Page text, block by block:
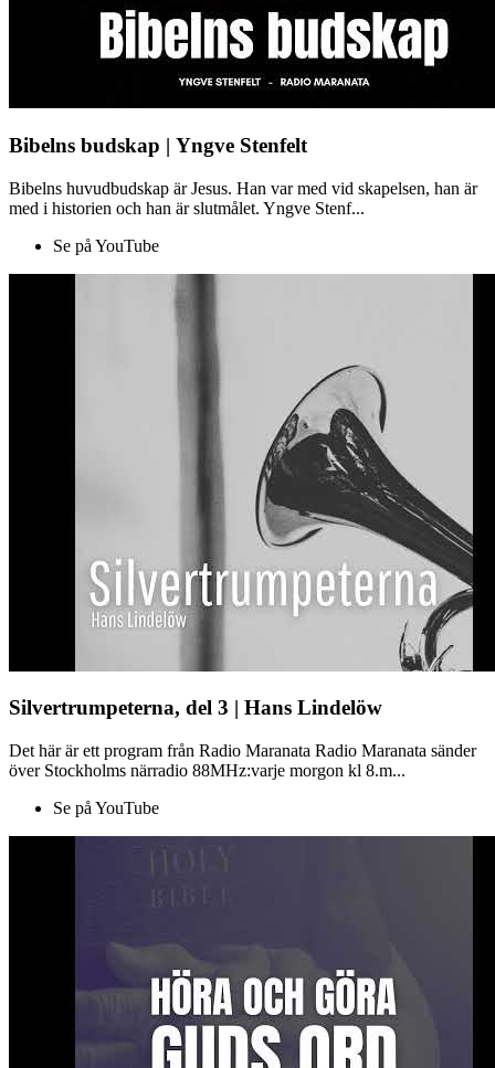
Bibelns budskap | Yngve Stenfelt
Bibelns huvudbudskap är Jesus. Han var med vid skapelsen, han är
med i historien och han är slutmålet. Yngve Stenf...
Se på YouTube
Silvertrumpeterna, del 3 | Hans Lindelöw
Det här är ett program från Radio Maranata Radio Maranata sänder
över Stockholms närradio 88MHz:varje morgon kl 8.m...
Se på YouTube